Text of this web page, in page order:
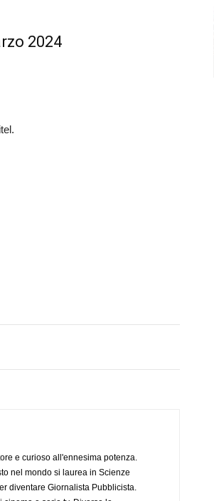
2024
e curioso all'ennesima potenza.
nel mondo si laurea in Scienze
diventare Giornalista Pubblicista.